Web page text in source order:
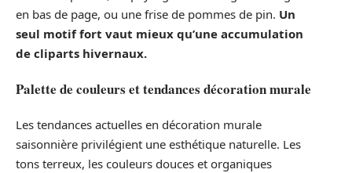
en bas de page, ou une frise de pommes de pin. Un
seul motif fort vaut mieux qu’une accumulation
de cliparts hivernaux.
Palette de couleurs et tendances décoration murale
Les tendances actuelles en décoration murale
saisonnière privilégient une esthétique naturelle. Les
tons terreux, les couleurs douces et organiques